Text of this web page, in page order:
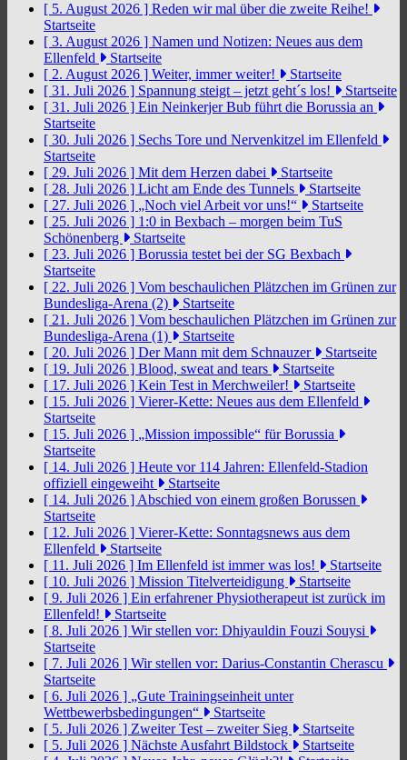
[ 5. August 2026 ] Reden wir mal über die zweite Reihe!
Startseite
[ 3. August 2026 ] Namen und Notizen: Neues aus dem
Ellenfeld
Startseite
[ 2. August 2026 ] Weiter, immer weiter!
Startseite
[ 31. Juli 2026 ] Spannung steigt – jetzt geht´s los!
Startseite
[ 31. Juli 2026 ] Ein Neinkerjer Bub führt die Borussia an
Startseite
[ 30. Juli 2026 ] Sechs Tore und Nervenkitzel im Ellenfeld
Startseite
[ 29. Juli 2026 ] Mit dem Herzen dabei
Startseite
[ 28. Juli 2026 ] Licht am Ende des Tunnels
Startseite
[ 27. Juli 2026 ] „Noch viel Arbeit vor uns!“
Startseite
[ 25. Juli 2026 ] 1:0 in Bexbach – morgen beim TuS
Schönenberg
Startseite
[ 23. Juli 2026 ] Borussia testet bei der SG Bexbach
Startseite
[ 22. Juli 2026 ] Vom beschaulichen Plätzchen im Grünen zur
Bundesliga-Arena (2)
Startseite
[ 21. Juli 2026 ] Vom beschaulichen Plätzchen im Grünen zur
Bundesliga-Arena (1)
Startseite
[ 20. Juli 2026 ] Der Mann mit dem Schnauzer
Startseite
[ 19. Juli 2026 ] Blood, sweat and tears
Startseite
[ 17. Juli 2026 ] Kein Test in Merchweiler!
Startseite
[ 15. Juli 2026 ] Vierer-Kette: Neues aus dem Ellenfeld
Startseite
[ 15. Juli 2026 ] „Mission impossible“ für Borussia
Startseite
[ 14. Juli 2026 ] Heute vor 114 Jahren: Ellenfeld-Stadion
offiziell eingeweiht
Startseite
[ 14. Juli 2026 ] Abschied von einem großen Borussen
Startseite
[ 12. Juli 2026 ] Vierer-Kette: Sonntagsnews aus dem
Ellenfeld
Startseite
[ 11. Juli 2026 ] Im Ellenfeld ist immer was los!
Startseite
[ 10. Juli 2026 ] Mission Titelverteidigung
Startseite
[ 9. Juli 2026 ] Ein erfahrener Physiotherapeut ist zurück im
Ellenfeld!
Startseite
[ 8. Juli 2026 ] Wir stellen vor: Dhiyauldin Fouzi Souysi
Startseite
[ 7. Juli 2026 ] Wir stellen vor: Darius-Constantin Cherascu
Startseite
[ 6. Juli 2026 ] „Gute Trainingseinheit unter
Wettbewerbsbedingungen“
Startseite
[ 5. Juli 2026 ] Zweiter Test – zweiter Sieg
Startseite
[ 5. Juli 2026 ] Nächste Ausfahrt Bildstock
Startseite